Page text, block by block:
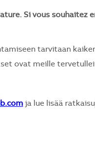
Si vous souhaitez
tarvitaan
ovat meille
ja lue lisää